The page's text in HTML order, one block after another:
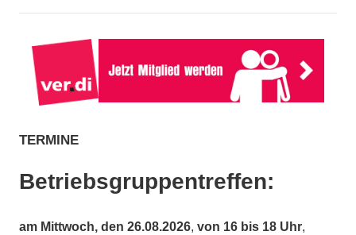
TERMINE
Betriebsgruppentreffen:
am Mittwoch, den 26.08.2026, von 16 bis 18 Uhr,